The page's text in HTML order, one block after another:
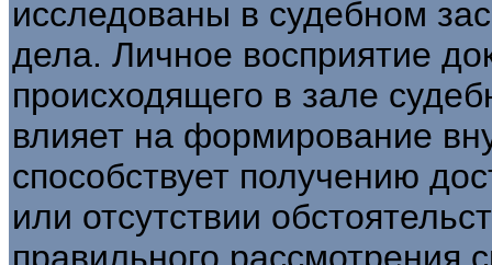
исследованы в судебном
дела. Личное восприятие
происходящего в зале
влияет на формирование
способствует получению
или отсутствии
правильного рассмотрения